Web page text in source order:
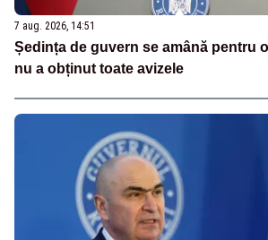
7 aug. 2026, 14:51
Ședința de guvern se amână pentru
nu a obținut toate avizele